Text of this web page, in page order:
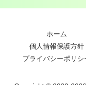
ホーム
個人情報保護方針
プライバシーポリシ